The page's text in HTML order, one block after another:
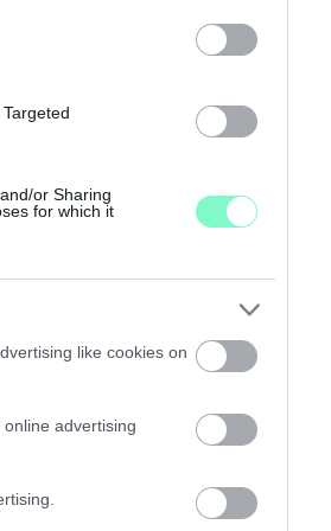
or Sharing
for which it
like cookies on
advertising
a Országos Kórházi
LANDOLT
oldották meg a landolást.